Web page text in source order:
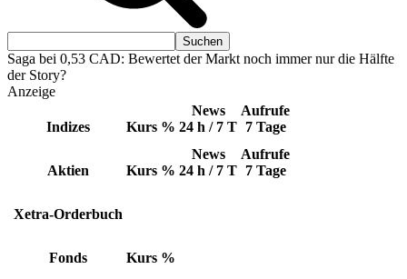
Saga bei 0,53 CAD: Bewertet der Markt noch immer nur die Hälfte
der Story?
Anzeige
Indizes Kurs %
News
24 h / 7 T
Aufrufe
7 Tage
Aktien Kurs %
News
24 h / 7 T
Aufrufe
7 Tage
Xetra-Orderbuch
Fonds Kurs %